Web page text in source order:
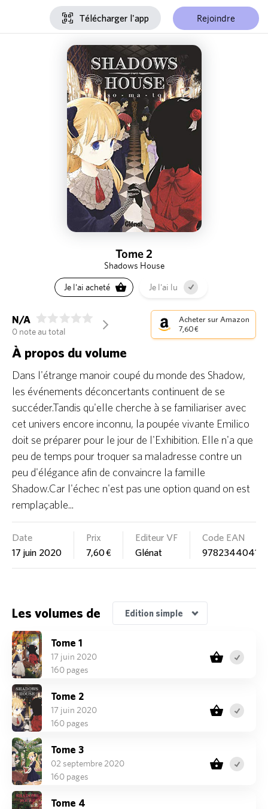
Télécharger l'app Rejoindre
Tome 2
Shadows House
Je l'ai acheté Je l'ai lu
N/A
0 note au total
arrow_forward_ios
Acheter sur Amazon
7,60 €
À propos du volume
Dans l'étrange manoir coupé du monde des Shadow,
les événements déconcertants continuent de se
succéder.Tandis qu'elle cherche à se familiariser avec
cet univers encore inconnu, la poupée vivante Emilico
doit se préparer pour le jour de l'Exhibition. Elle n'a que
peu de temps pour troquer sa maladresse contre un
peu d'élégance afin de convaincre la famille
Shadow.Car l'échec n'est pas une option quand on est
remplaçable...
Date
17 juin 2020
Prix
7,60 €
Editeur VF
Glénat
Code EAN
Les volumes de Edition simple
Tome 1
17 juin 2020
160 pages
Tome 2
17 juin 2020
160 pages
Tome 3
02 septembre 2020
160 pages
Tome 4